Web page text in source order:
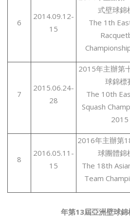
6
2014.09.12-
15
式壁球錦
The 1th
7
2015.06.24-
28
2015年主辦第
球錦標
The 10th
Squash
2015
8
2016.05.11-
15
2016年主辦第
球團體錦
The 18th
Team
年第13屆亞洲壁球